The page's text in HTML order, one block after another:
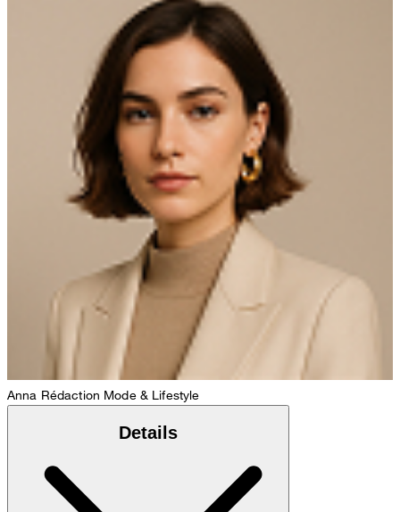
Anna Rédaction Mode & Lifestyle
Details